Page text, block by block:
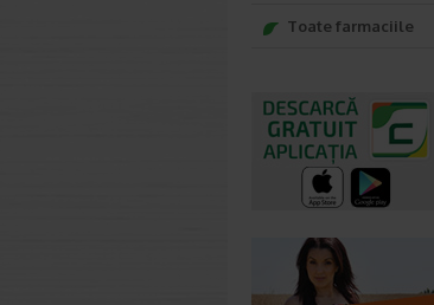
Toate farmaciile